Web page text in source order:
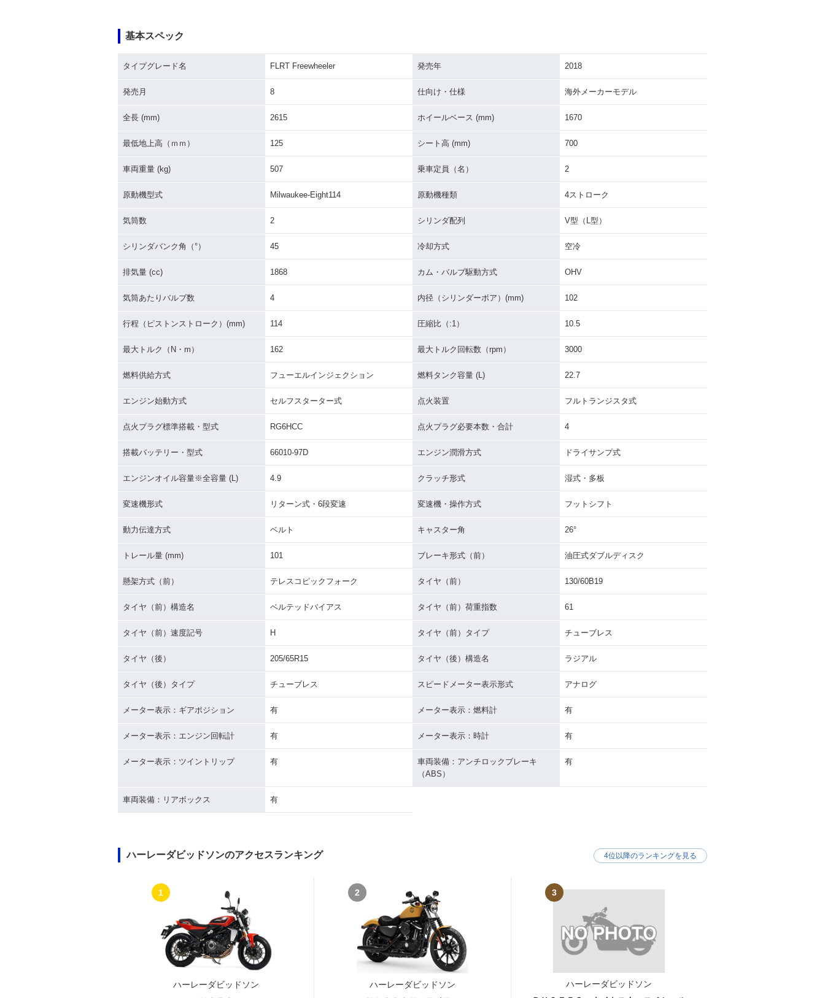
基本スペック
タイプグレード名 FLRT Freewheeler 発売年 2018
発売月 8 仕向け・仕様 海外メーカーモデル
全長 (mm) 2615 ホイールベース (mm) 1670
最低地上高（ｍｍ） 125 シート高 (mm) 700
車両重量 (kg) 507 乗車定員（名） 2
原動機型式 Milwaukee-Eight114 原動機種類 4ストローク
気筒数 2 シリンダ配列 V型（L型）
シリンダバンク角（°） 45 冷却方式 空冷
排気量 (cc) 1868 カム・バルブ駆動方式 OHV
気筒あたりバルブ数 4 内径（シリンダーボア）(mm) 102
行程（ピストンストローク）(mm) 114 圧縮比（:1） 10.5
最大トルク（N・m） 162 最大トルク回転数（rpm） 3000
燃料供給方式 フューエルインジェクション 燃料タンク容量 (L) 22.7
エンジン始動方式 セルフスターター式 点火装置 フルトランジスタ式
点火プラグ標準搭載・型式 RG6HCC 点火プラグ必要本数・合計 4
搭載バッテリー・型式 66010-97D エンジン潤滑方式 ドライサンプ式
エンジンオイル容量※全容量 (L) 4.9 クラッチ形式 湿式・多板
変速機形式 リターン式・6段変速 変速機・操作方式 フットシフト
動力伝達方式 ベルト キャスター角 26°
トレール量 (mm) 101 ブレーキ形式（前） 油圧式ダブルディスク
懸架方式（前） テレスコピックフォーク タイヤ（前） 130/60B19
タイヤ（前）構造名 ベルテッドバイアス タイヤ（前）荷重指数 61
タイヤ（前）速度記号 H タイヤ（前）タイプ チューブレス
タイヤ（後） 205/65R15 タイヤ（後）構造名 ラジアル
タイヤ（後）タイプ チューブレス スピードメーター表示形式 アナログ
メーター表示：ギアポジション 有 メーター表示：燃料計 有
メーター表示：エンジン回転計 有 メーター表示：時計 有
メーター表示：ツイントリップ 有
車両装備：アンチロックブレーキ
（ABS）
有
車両装備：リアボックス 有
ハーレーダビッドソンのアクセスランキング
1
ハーレーダビッドソン
2
ハーレーダビッドソン
3
ハーレーダビッドソン
4位以降のランキングを見る